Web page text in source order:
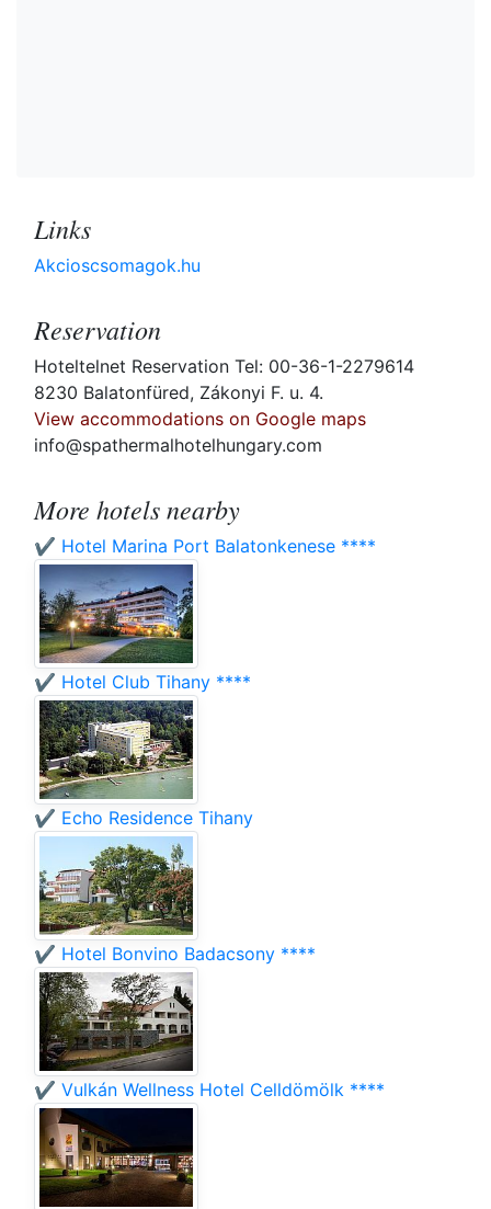
Links
Akcioscsomagok.hu
Reservation
Hoteltelnet Reservation Tel: 00-36-1-2279614
8230 Balatonfüred, Zákonyi F. u. 4.
View accommodations on Google maps
info@spathermalhotelhungary.com
More hotels nearby
✔️ Hotel Marina Port Balatonkenese ****
✔️ Hotel Club Tihany ****
✔️ Echo Residence Tihany
✔️ Hotel Bonvino Badacsony ****
✔️ Vulkán Wellness Hotel Celldömölk ****